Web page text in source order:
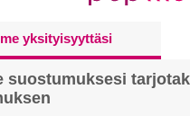
yksityisyyttäsi
suostumuksesi